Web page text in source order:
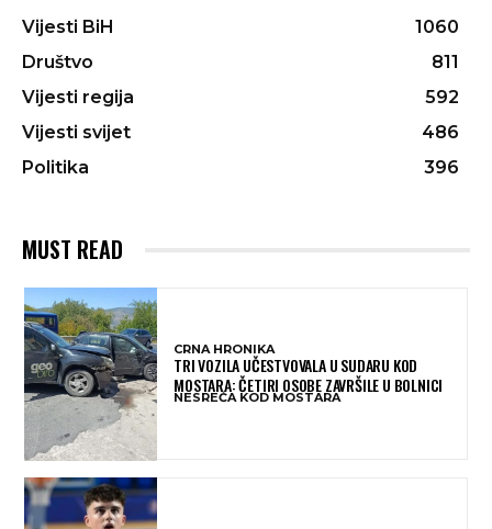
Vijesti BiH
1060
Društvo
811
Vijesti regija
592
Vijesti svijet
486
Politika
396
MUST READ
CRNA HRONIKA
TRI VOZILA UČESTVOVALA U SUDARU KOD
MOSTARA: ČETIRI OSOBE ZAVRŠILE U BOLNICI
NESREĆA KOD MOSTARA